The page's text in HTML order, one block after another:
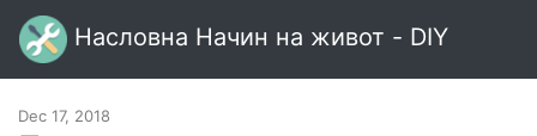
Насловна Начин на живот - DIY
Dec 17, 2018